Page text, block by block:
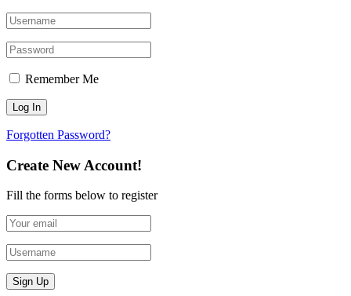
Remember Me
Forgotten Password?
Create New Account!
Fill the forms below to register